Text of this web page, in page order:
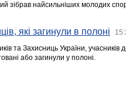
зібрав найсильніших молодих
які загинули в полоні
та Захисниць України,
або загинули у полоні.